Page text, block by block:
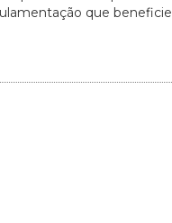
que beneficie